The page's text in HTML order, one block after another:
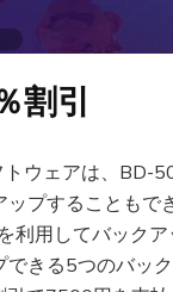
割引
ウェアは、BD-
プすることもで
利用してバック
きる5つのバッ